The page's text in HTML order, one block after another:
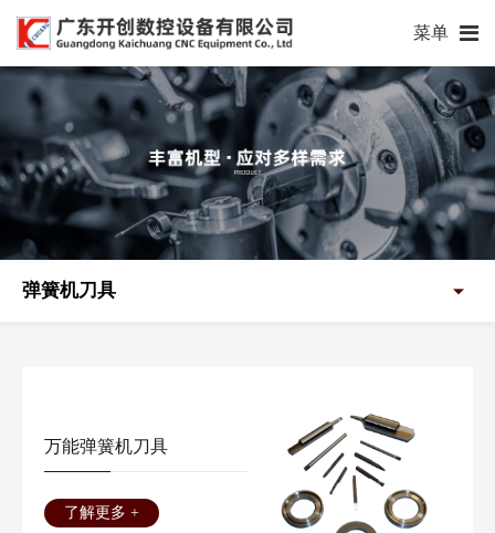
菜单
弹簧机刀具
万能弹簧机刀具
了解更多 +